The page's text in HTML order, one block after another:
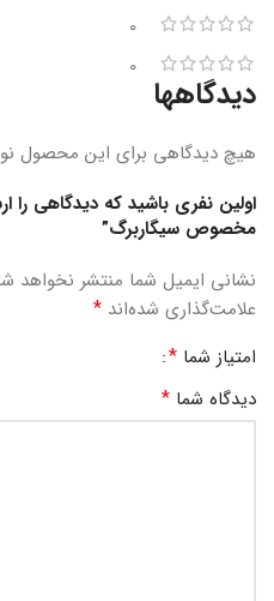
0
0
دیدگاهها
هیچ دیدگاهی برای این محصول
اولین نفری باشید که دیدگاهی را
مخصوص سیگاربرگ”
نشانی ایمیل شما منتشر نخواهد
علامت‌گذاری شده‌اند *
امتیاز شما *
دیدگاه شما *